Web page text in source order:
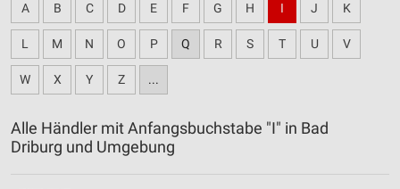
A B C D E F G H I J K
L M N O P Q R S T U V
W X Y Z ...
Alle Händler mit Anfangsbuchstabe "I" in Bad
Driburg und Umgebung